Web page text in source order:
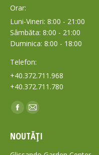
Orar:
Luni-Vineri: 8:00 - 21:00
Sâmbăta: 8:00 - 21:00
Duminica: 8:00 - 18:00
Telefon:
+40.372.711.968
+40.372.711.780
Find us on:
Facebook
opens
in
Mail
opens
in
NOUTĂȚI